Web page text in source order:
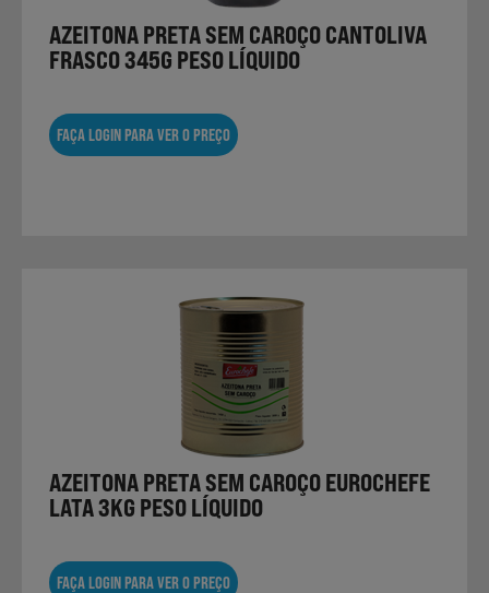
AZEITONA PRETA SEM CAROÇO CANTOLIVA
FRASCO 345G PESO LÍQUIDO
FAÇA LOGIN PARA VER O PREÇO
AZEITONA PRETA SEM CAROÇO EUROCHEFE
LATA 3KG PESO LÍQUIDO
FAÇA LOGIN PARA VER O PREÇO